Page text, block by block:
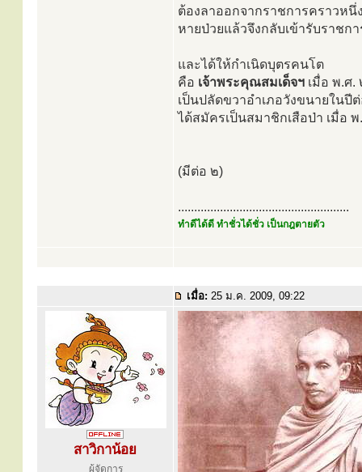
ต้องลาออกจากราชการคราวหนึ่
หายป่วยแล้วจึงกลับเข้ารับราชก
และได้ให้กำเนิดบุตรคนโต
คือ เจ้าพระคุณสมเด็จฯ เมื่อ พ.ศ
เป็นปลัดขวาอำเภอวังขนายในปี
ได้สมัครเป็นสมาชิกเสือป่า เมื่อ
(มีต่อ ๒)
.....................................................
ทำดีได้ดี ทำชั่วได้ชั่ว เป็นกฎตายตัว
เมื่อ: 25 ม.ค. 2009, 09:22
สาวิกาน้อย
ผู้จัดการ